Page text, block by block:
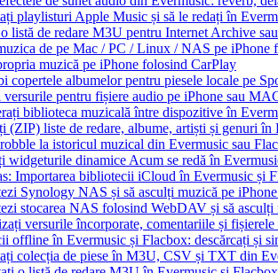
playlisturi Apple Music și să le redați în
listă de redare M3U pentru Internet Archive
de pe Mac / PC / Linux / NAS pe
muzică pe iPhone folosind CarPlay
copertele albumelor pentru piesele locale pe
versurile pentru fișiere audio pe iPhone sau
biblioteca muzicală între dispozitive în
(ZIP) liste de redare, albume, artiști și genuri
la istoricul muzical din Evermusic sau
widgeturile dinamice Acum se redă în
Importarea bibliotecii iCloud în Evermusic și
Synology NAS și să asculți muzică pe
stocarea NAS folosind WebDAV și să asculți
versurile încorporate, comentariile și
offline în Evermusic și Flacbox: descărcați și
colecția de piese în M3U, CSV și TXT din